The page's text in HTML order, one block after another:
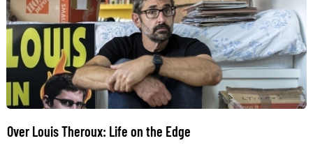
Over Louis Theroux: Life on the Edge